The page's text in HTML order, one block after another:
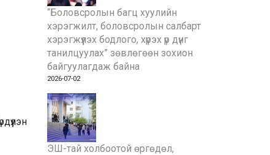
“Боловсролын багц хуулийн
хэрэгжилт, боловсролын салбарт
хэрэгжүүлэх бодлого, хүрэх үр дүнг
танилцуулах” зөвлөгөөн зохион
байгуулагдаж байна
2026-07-02
ЭШ-тай холбоотой өргөдөл,